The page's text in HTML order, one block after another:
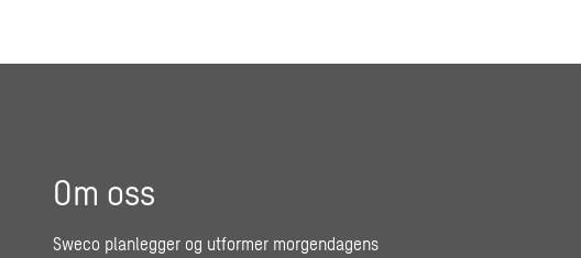
Om oss
Sweco planlegger og utformer morgendagens